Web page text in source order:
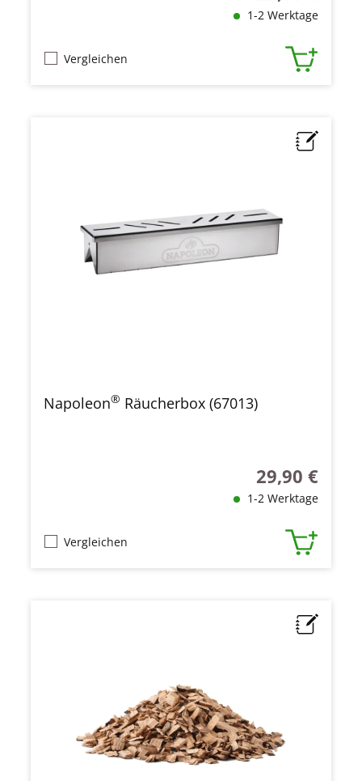
1-2 Werktage
Vergleichen
Napoleon® Räucherbox (67013)
Regulärer Preis:
29,90 €
1-2 Werktage
Vergleichen